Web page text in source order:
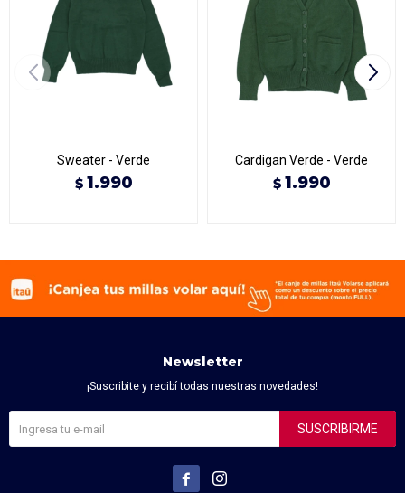
Sweater - Verde
$ 1.990
Cardigan Verde - Verde
$ 1.990
Newsletter
¡Suscribite y recibí todas nuestras novedades!
SUSCRIBIRME
 